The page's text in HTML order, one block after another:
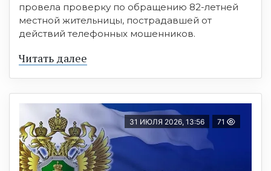
провела проверку по обращению 82-летней
местной жительницы, пострадавшей от
действий телефонных мошенников.
Читать далее
31 ИЮЛЯ 2026, 13:56 71